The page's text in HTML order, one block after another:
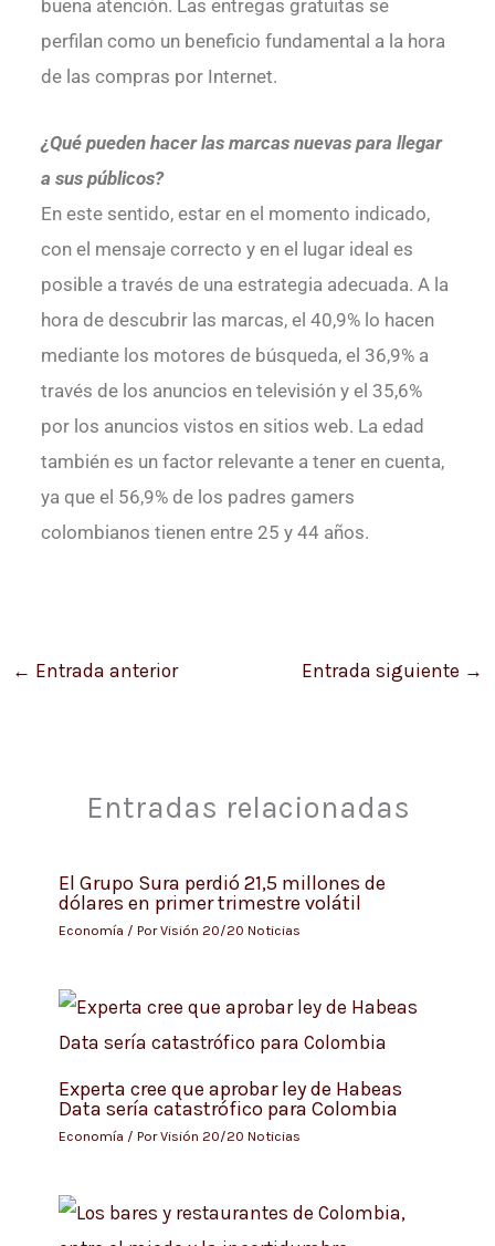
buena atención. Las entregas gratuitas se
perfilan como un beneficio fundamental a la hora
de las compras por Internet.
¿Qué pueden hacer las marcas nuevas para llegar
a sus públicos?
En este sentido, estar en el momento indicado,
con el mensaje correcto y en el lugar ideal es
posible a través de una estrategia adecuada. A la
hora de descubrir las marcas, el 40,9% lo hacen
mediante los motores de búsqueda, el 36,9% a
través de los anuncios en televisión y el 35,6%
por los anuncios vistos en sitios web. La edad
también es un factor relevante a tener en cuenta,
ya que el 56,9% de los padres gamers
colombianos tienen entre 25 y 44 años.
← Entrada anterior Entrada siguiente →
Entradas relacionadas
El Grupo Sura perdió 21,5 millones de
dólares en primer trimestre volátil
Economía / PorVisión 20/20 Noticias
Experta cree que aprobar ley de Habeas
Data sería catastrófico para Colombia
Economía / PorVisión 20/20 Noticias